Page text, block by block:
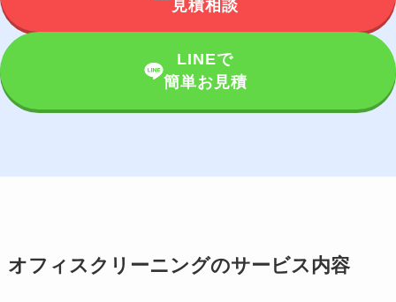
見積相談
LINEで
簡単お見積
オフィスクリーニングのサービス内容